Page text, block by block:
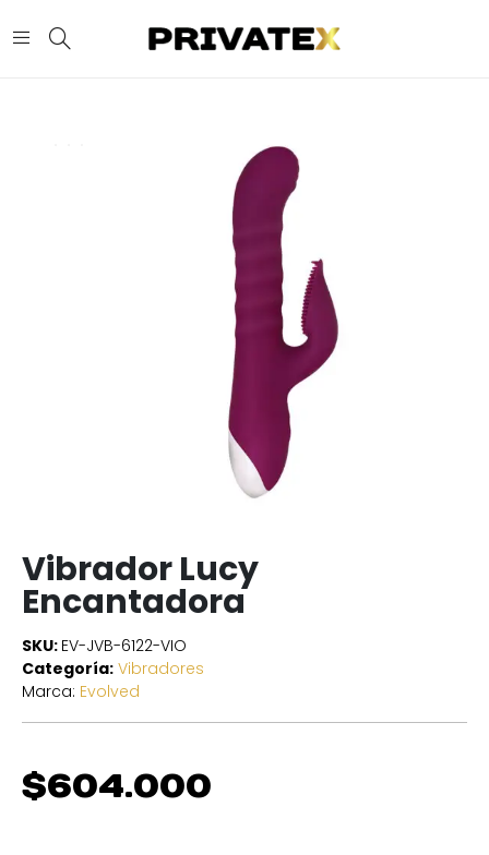
Vibrador Lucy
Encantadora
SKU: EV-JVB-6122-VIO
Categoría: Vibradores
Marca: Evolved
$604.000